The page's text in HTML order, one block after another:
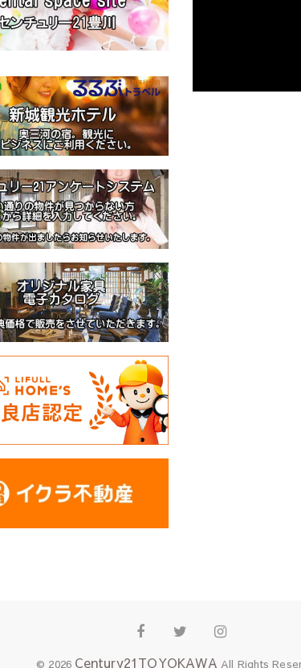
FacebookTwitterInstagram
© 2026 Century21TOYOKAWA All Rights